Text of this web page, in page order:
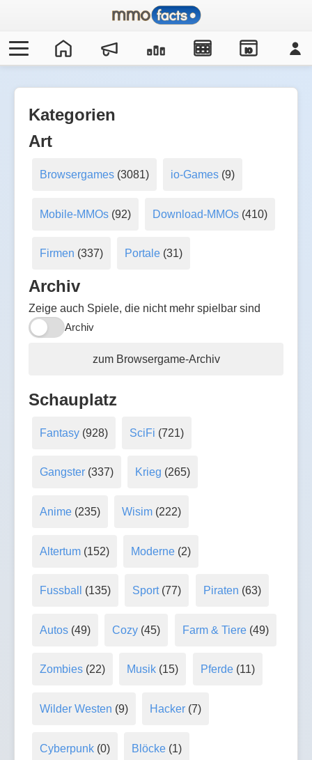
IO
Kategorien
Art
Browsergames(3081) io-Games (9)
Mobile-MMOs(92) Download-MMOs (410)
Firmen (337) Portale (31)
Archiv
Zeige auch Spiele, die nicht mehr spielbar sind
Archiv
zum Browsergame-Archiv
Schauplatz
Fantasy(928) SciFi (721)
Gangster(337) Krieg (265)
Anime(235) Wisim (222)
Altertum(152) Moderne (2)
Fussball (135) Sport(77) Piraten (63)
Autos(49) Cozy (45) Farm & Tiere(49)
Zombies(22) Musik (15) Pferde(11)
Wilder Westen (9) Hacker (7)
Cyberpunk(0) Blöcke (1)